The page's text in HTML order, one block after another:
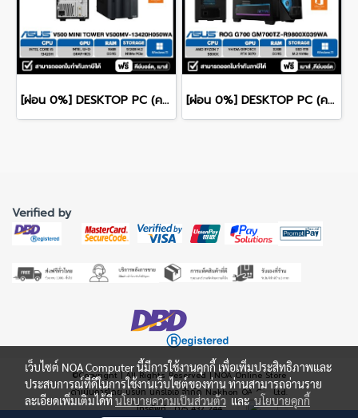
[ผ่อน 0%] DESKTOP PC (คอมพิวเตอร์ตั้งโต๊ะ) ASUS V500 Mini Tower V500MV-13420H050WA CPU Intel Core i5-13420H/ 16GB DDR4 / 512GB NVMe PCIe M.2 SSD / Intel Graphics (Integrated) / Windows 11 Home / Microsoft Office Home 2024 [ผ่อน 0%] DESKTOP PC (คอมพิวเตอร์ตั้งโต๊ะ) ASUS ROG G700 GM700TZ-R9800X039WA RYZEN 7-9800X/32GB/SSD1TB/RTX5070/WINDOWS 11+MS OFFICE รับประกันซ่อมฟรีถึงบ้าน 3ปี
Verified by
©Copyright | All Rights Reserved | NOA Online Store
ดำเนินการโดย บริษัท นครโอเอ จำกัด Nakhon OA Co., Ltd.
โทรศัพท์ : 075 432 244
เว็บไซต์ NOA Computer นี้มีการใช้งานคุกกี้ เพื่อเพิ่มประสิทธิภาพและ
ประสบการณ์ที่ดีในการใช้งานเว็บไซต์ของท่าน ท่านสามารถอ่านราย
ละเอียดเพิ่มเติมได้ที่นโยบายความเป็นส่วนตัว และ นโยบายคุกกี้